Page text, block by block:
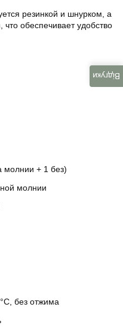
резинкой и шнурком, а
обеспечивает удобство
молнии + 1 без)
молнии
без отжима
Відгуки